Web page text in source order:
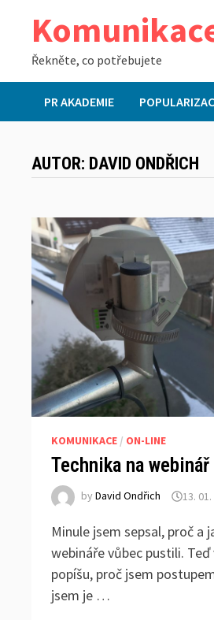
contentŘekněte, co potřebujete
PR AKADEMIE
AUTOR: DAVID ONDŘICH
KOMUNIKACE / ON-LINE
Technika na webinář I
byDavid Ondřich 13.
Minule jsem sepsal, proč a
webináře vůbec pustili.
popíšu, proč jsem
jsem je …